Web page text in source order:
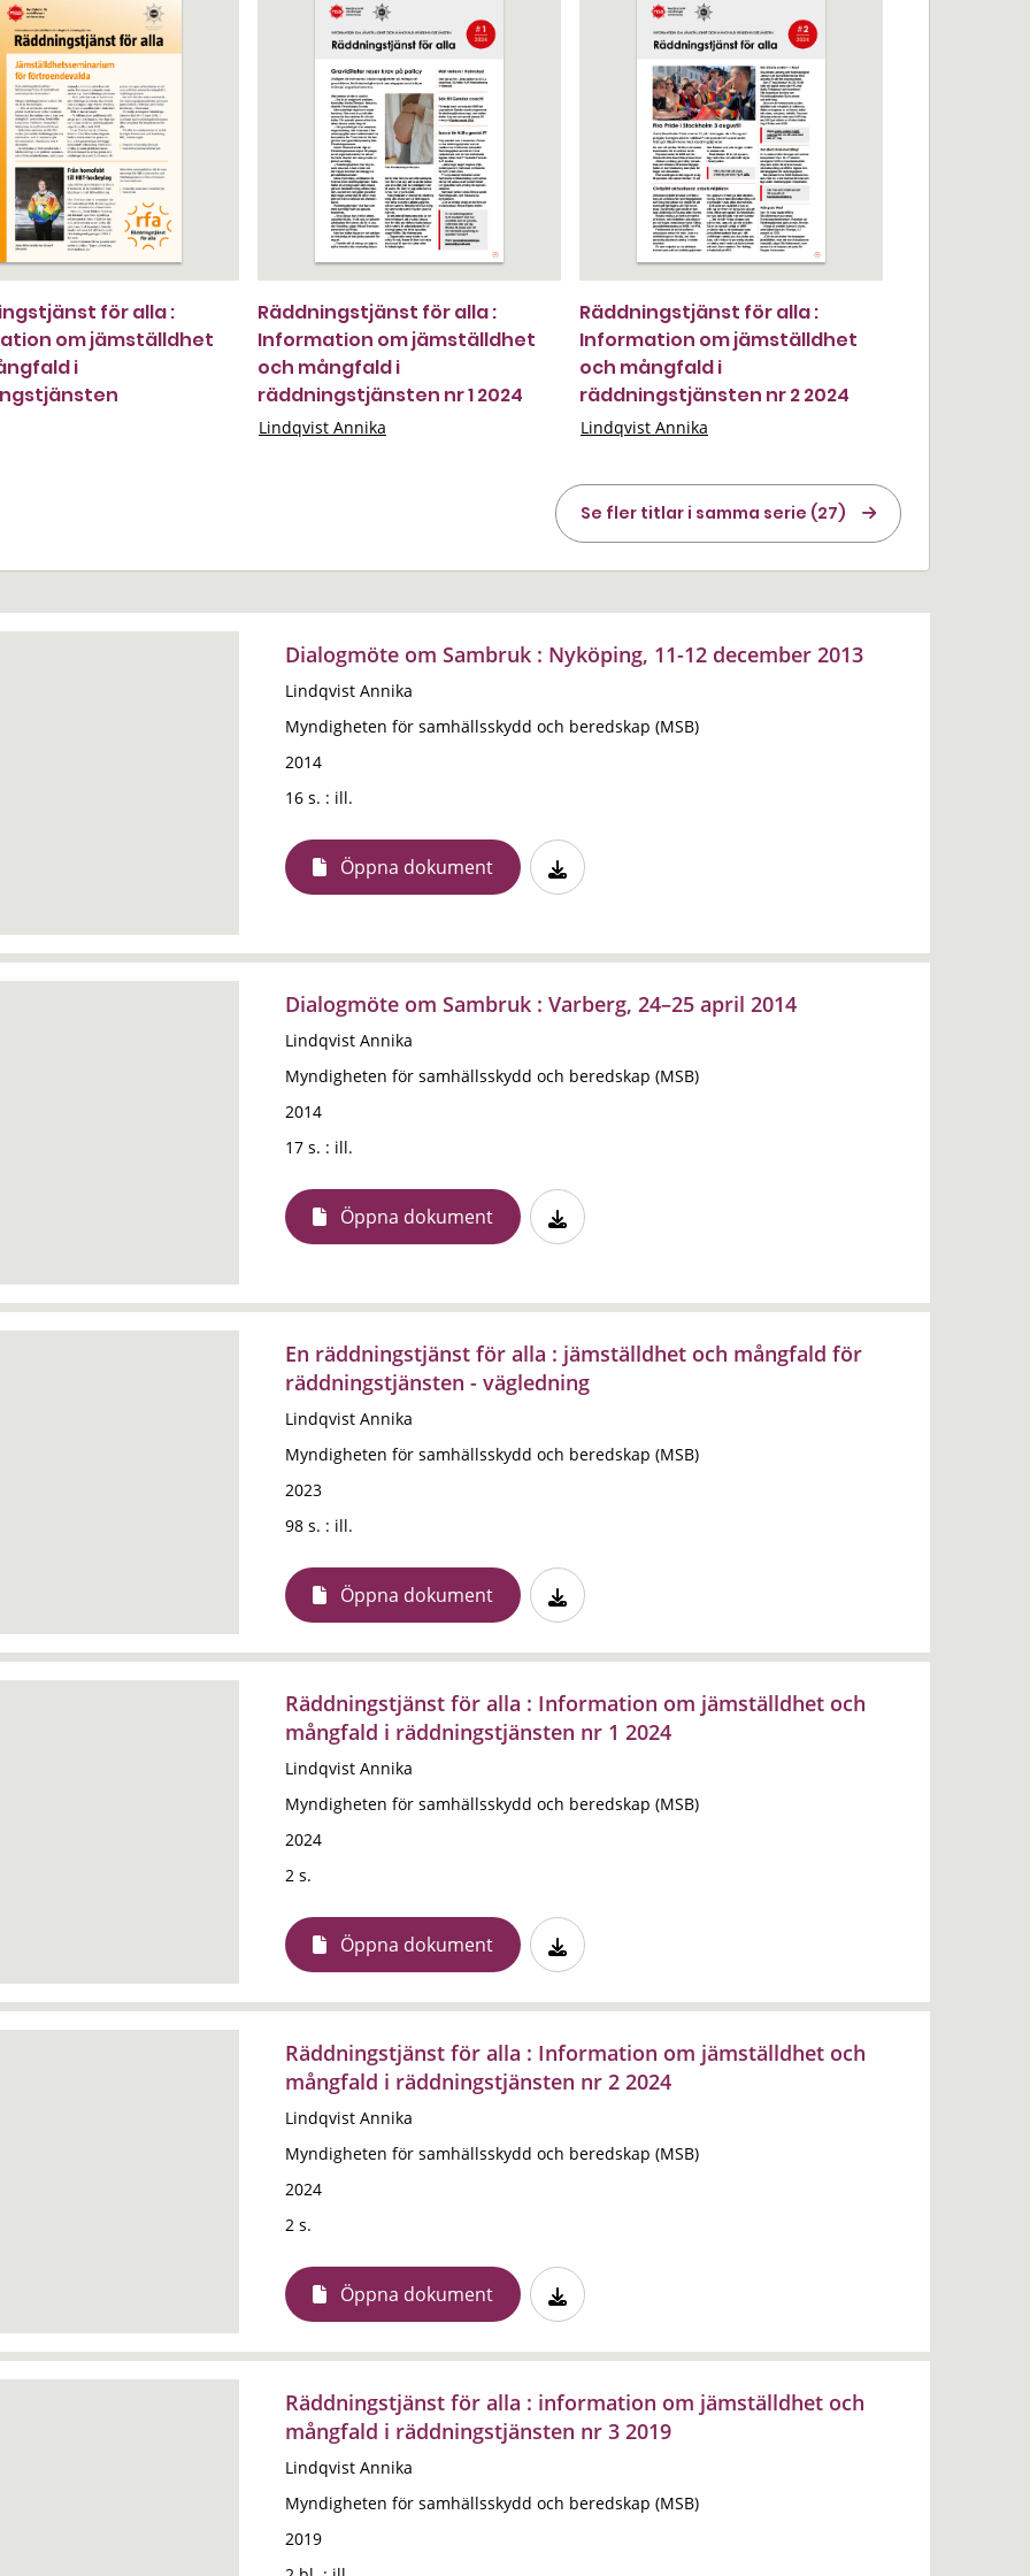
för alla :
om jämställdhet
i
Räddningstjänst för alla :
Information om jämställdhet
och mångfald i
räddningstjänsten nr 1 2024
Lindqvist Annika
Räddningstjänst för alla :
Information om jämställdhet
och mångfald i
räddningstjänsten nr 2 2024
Lindqvist Annika
Se fler titlar i samma serie (27)
Dialogmöte om Sambruk : Nyköping, 11-12 december 2013
Lindqvist Annika
Myndigheten för samhällsskydd och beredskap (MSB)
2014
16 s. : ill.
Öppna dokument
Dialogmöte om Sambruk : Varberg, 24–25 april 2014
Lindqvist Annika
Myndigheten för samhällsskydd och beredskap (MSB)
2014
17 s. : ill.
Öppna dokument
En räddningstjänst för alla : jämställdhet och mångfald för
räddningstjänsten - vägledning
Lindqvist Annika
Myndigheten för samhällsskydd och beredskap (MSB)
2023
98 s. : ill.
Öppna dokument
Räddningstjänst för alla : Information om jämställdhet och
mångfald i räddningstjänsten nr 1 2024
Lindqvist Annika
Myndigheten för samhällsskydd och beredskap (MSB)
2024
2 s.
Öppna dokument
Räddningstjänst för alla : Information om jämställdhet och
mångfald i räddningstjänsten nr 2 2024
Lindqvist Annika
Myndigheten för samhällsskydd och beredskap (MSB)
2024
2 s.
Öppna dokument
Räddningstjänst för alla : information om jämställdhet och
mångfald i räddningstjänsten nr 3 2019
Lindqvist Annika
Myndigheten för samhällsskydd och beredskap (MSB)
2019